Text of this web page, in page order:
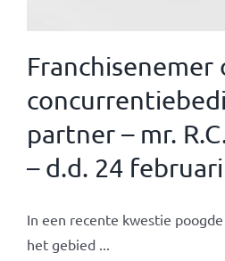
partner – mr.
– d.d. 24
In een recente kwestie
het gebied ...